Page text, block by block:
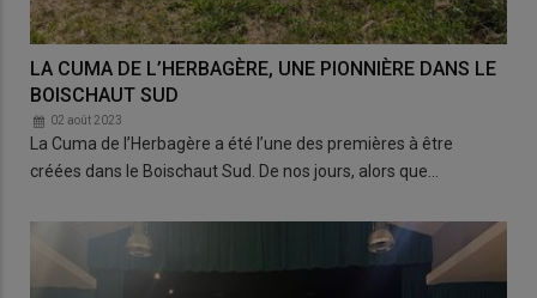
LA CUMA DE L’HERBAGÈRE, UNE PIONNIÈRE DANS LE
BOISCHAUT SUD
02 août 2023
La Cuma de l’Herbagère a été l’une des premières à être
créées dans le Boischaut Sud. De nos jours, alors que…